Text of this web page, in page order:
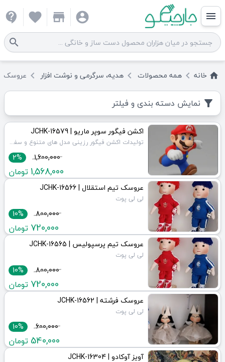
menu
search
account_circle
store
favorite
contact_support
home خانه keyboard_arrow_left همه محصولات keyboard_arrow_left هدیه، سرگرمی و نوشت افزار keyboard_arrow_left عروسک
filter_alt نمایش دسته بندی و فیلتر
اکشن فیگور سوپر ماریو | JCHK-16579
تولیدات اکشن فیگور رزینی مدل های متنوع و سفارشی
2% 1,600,000
1,568,000 تومان
عروسک تیم استقلال | JCHK-16566
لی لی پوت
10% 800,000
720,000 تومان
عروسک تیم پرسپولیس | JCHK-16565
لی لی پوت
10% 800,000
720,000 تومان
عروسک فرشته | JCHK-16562
لی لی پوت
10% 600,000
540,000 تومان
آویز آوکادو | JCHK-16304